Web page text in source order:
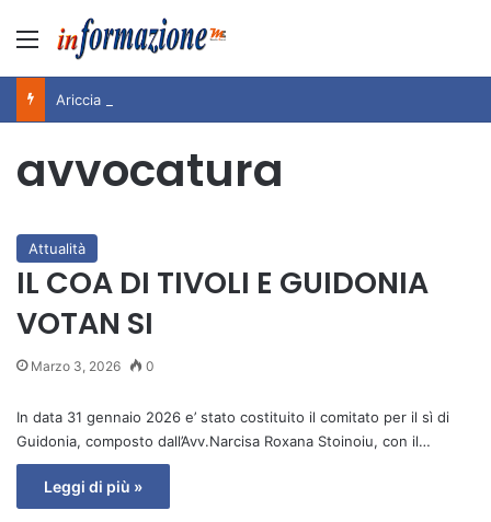
Menu
avvocatura
Attualità
IL COA DI TIVOLI E GUIDONIA
VOTAN SI
Marzo 3, 2026 0
In data 31 gennaio 2026 e’ stato costituito il comitato per il sì di
Guidonia, composto dall’Avv.Narcisa Roxana Stoinoiu, con il…
Leggi di più »